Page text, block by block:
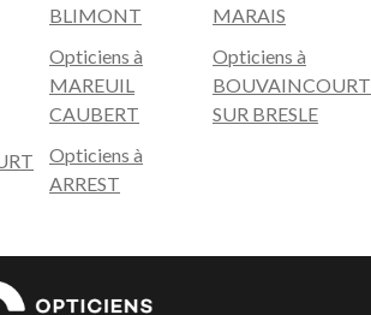
BLIMONT
Opticiens à
MAREUIL
CAUBERT
Opticiens à
ARREST
MARAIS
Opticiens à
BOUVAINCOURT
SUR BRESLE